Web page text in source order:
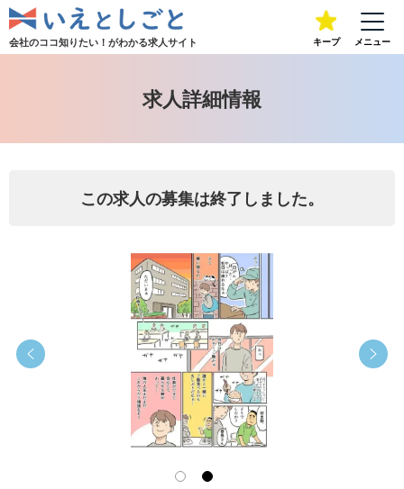
会社のココ知りたい！がわかる求人サイト キープ メニュー
求人詳細情報
この求人の募集は終了しました。